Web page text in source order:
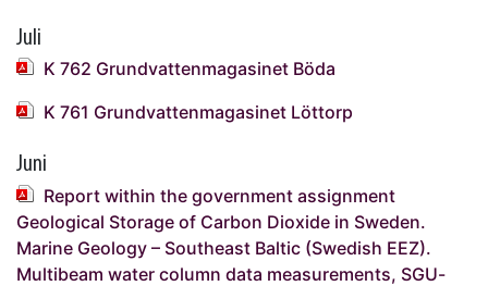
Juli
K 762 Grundvattenmagasinet Böda
K 761 Grundvattenmagasinet Löttorp
Juni
Report within the government assignment
Geological Storage of Carbon Dioxide in Sweden.
Marine Geology – Southeast Baltic (Swedish EEZ).
Multibeam water column data measurements, SGU-